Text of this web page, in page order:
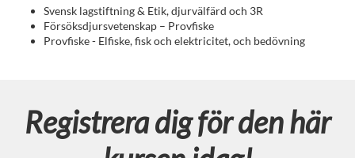
d
Svensk lagstiftning & Etik, djurvälfärd och 3R
Försöksdjursvetenskap – Provfiske
Provfiske - Elfiske, fisk och elektricitet, och bedövning
Registrera dig för den här